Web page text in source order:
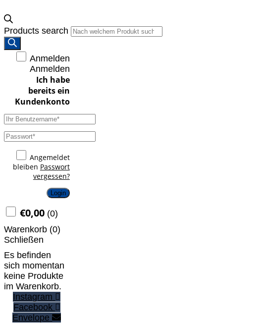
Products search
Anmelden
Anmelden
Angemeldet
bleiben Passwort
vergessen?
Login
€0,00 (0)
Warenkorb (0)
Schließen
Es befinden
sich momentan
keine Produkte
im Warenkorb.
Instagram
Facebook
Envelope